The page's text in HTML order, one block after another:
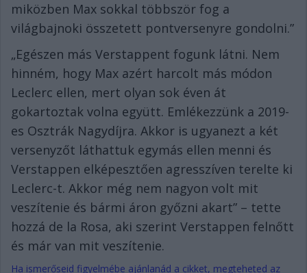
miközben Max sokkal többször fog a
világbajnoki összetett pontversenyre gondolni.”
„Egészen más Verstappent fogunk látni. Nem
hinném, hogy Max azért harcolt más módon
Leclerc ellen, mert olyan sok éven át
gokartoztak volna együtt. Emlékezzünk a 2019-
es Osztrák Nagydíjra. Akkor is ugyanezt a két
versenyzőt láthattuk egymás ellen menni és
Verstappen elképesztően agresszíven terelte ki
Leclerc-t. Akkor még nem nagyon volt mit
veszítenie és bármi áron győzni akart” – tette
hozzá de la Rosa, aki szerint Verstappen felnőtt
és már van mit veszítenie.
Ha ismerőseid figyelmébe ajánlanád a cikket, megteheted az